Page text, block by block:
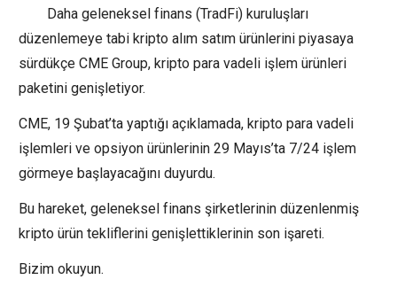
Daha geleneksel finans (TradFi) kuruluşları
düzenlemeye tabi kripto alım satım ürünlerini piyasaya
sürdükçe CME Group, kripto para vadeli işlem ürünleri
paketini genişletiyor.
CME, 19 Şubat’ta yaptığı açıklamada, kripto para vadeli
işlemleri ve opsiyon ürünlerinin 29 Mayıs’ta 7/24 işlem
görmeye başlayacağını duyurdu.
Bu hareket, geleneksel finans şirketlerinin düzenlenmiş
kripto ürün tekliflerini genişlettiklerinin son işareti.
Bizim okuyun.